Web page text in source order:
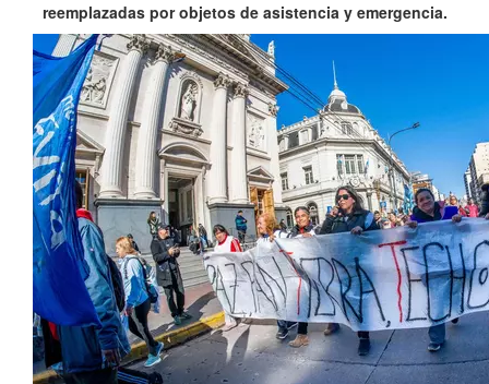
reemplazadas por objetos de asistencia y emergencia.